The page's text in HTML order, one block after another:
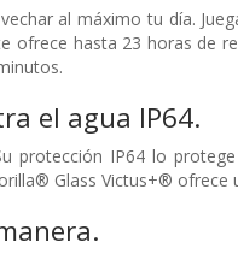
al máximo tu día.
hasta 23 horas de
el agua IP64.
protección IP64 lo
Glass Victus+® ofrece